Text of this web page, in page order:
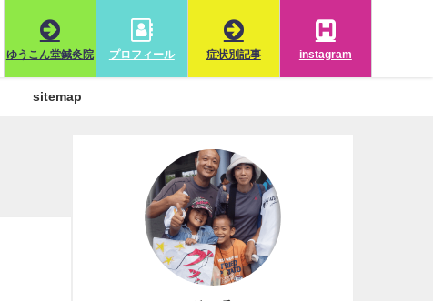
ゆうこん堂鍼灸院 プロフィール 症状別記事 instagram
sitemap